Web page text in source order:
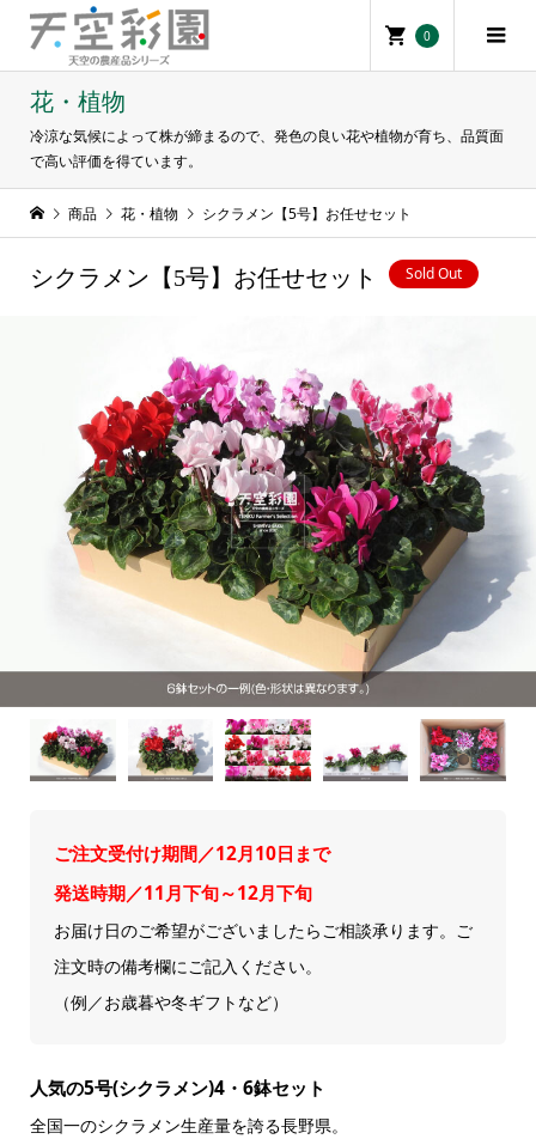
0
花・植物
冷涼な気候によって株が締まるので、発色の良い花や植物が育ち、品質面
で高い評価を得ています。
商品 花・植物 シクラメン【5号】お任せセット
シクラメン【5号】お任せセット Sold Out
ご注文受付け期間／12月10日まで
発送時期／11月下旬～12月下旬
お届け日のご希望がございましたらご相談承ります。ご
注文時の備考欄にご記入ください。
（例／お歳暮や冬ギフトなど）
人気の5号(シクラメン)4・6鉢セット
全国一のシクラメン生産量を誇る長野県。